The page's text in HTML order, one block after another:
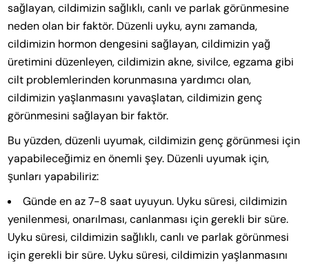
sağlayan, cildimizin sağlıklı, canlı ve parlak görünmesine
neden olan bir faktör. Düzenli uyku, aynı zamanda,
cildimizin hormon dengesini sağlayan, cildimizin yağ
üretimini düzenleyen, cildimizin akne, sivilce, egzama gibi
cilt problemlerinden korunmasına yardımcı olan,
cildimizin yaşlanmasını yavaşlatan, cildimizin genç
görünmesini sağlayan bir faktör.
Bu yüzden, düzenli uyumak, cildimizin genç görünmesi için
yapabileceğimiz en önemli şey. Düzenli uyumak için,
şunları yapabiliriz:
Günde en az 7-8 saat uyuyun. Uyku süresi, cildimizin
yenilenmesi, onarılması, canlanması için gerekli bir süre.
Uyku süresi, cildimizin sağlıklı, canlı ve parlak görünmesi
için gerekli bir süre. Uyku süresi, cildimizin yaşlanmasını